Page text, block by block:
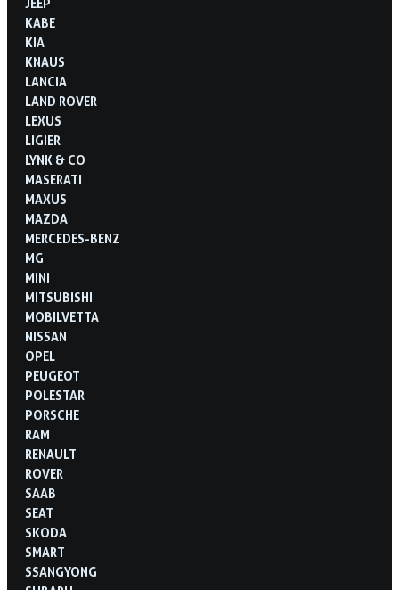
KABE
KIA
KNAUS
LANCIA
LAND ROVER
LEXUS
LIGIER
LYNK & CO
MASERATI
MAXUS
MAZDA
MERCEDES-BENZ
MG
MINI
MITSUBISHI
MOBILVETTA
NISSAN
OPEL
PEUGEOT
POLESTAR
PORSCHE
RAM
RENAULT
ROVER
SAAB
SEAT
SKODA
SMART
SSANGYONG